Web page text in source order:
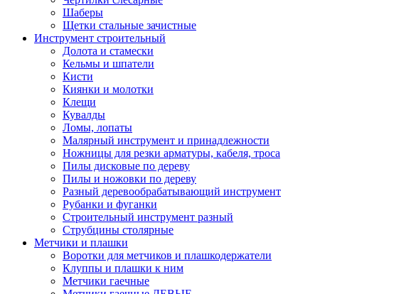
Шаберы
Щетки стальные зачистные
Инструмент строительный
Долота и стамески
Кельмы и шпатели
Кисти
Киянки и молотки
Клещи
Кувалды
Ломы, лопаты
Малярный инструмент и принадлежности
Ножницы для резки арматуры, кабеля, троса
Пилы дисковые по дереву
Пилы и ножовки по дереву
Разный деревообрабатывающий инструмент
Рубанки и фуганки
Строительный инструмент разный
Струбцины столярные
Метчики и плашки
Воротки для метчиков и плашкодержатели
Клуппы и плашки к ним
Метчики гаечные